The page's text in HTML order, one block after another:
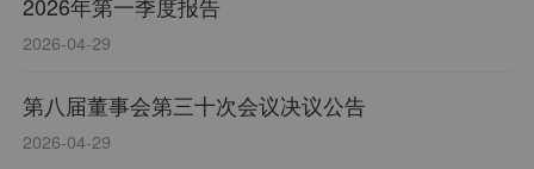
2026年第一季度报告
2026-04-29
第八届董事会第三十次会议决议公告
2026-04-29